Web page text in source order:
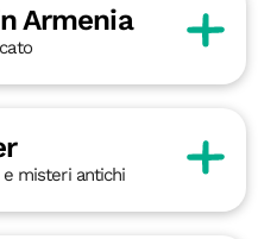
Armenia
e misteri antichi